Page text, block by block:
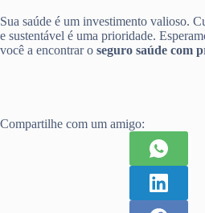
Sua saúde é um investimento valioso.
e sustentável é uma prioridade.
você a encontrar o seguro saúde com
Compartilhe com um amigo: